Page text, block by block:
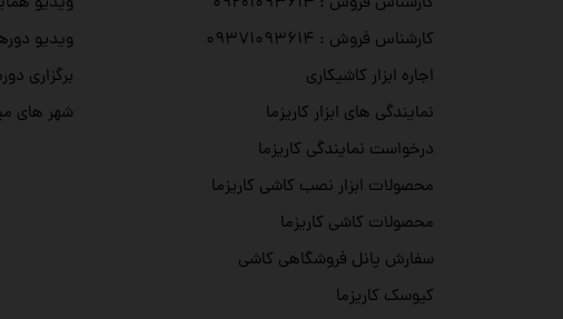
ویدیو
برگزاری
شهر های
کارشناس فروش : ۰۹۳۷۱۰۹۳۶۱۴
اجاره ابزار کاشیکاری
نمایندگی های ابزار کاریزما
درخواست نمایندگی کاریزما
محصولات ابزار نصب کاشی کاریزما
محصولات کاشی کاریزما
سفارش پانل فروشگاهی کاشی
کیوسک کاریزما